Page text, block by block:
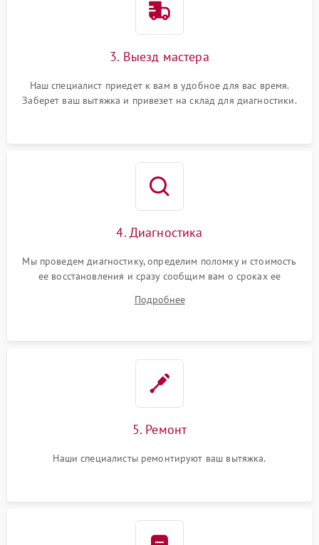
3. Выезд мастера
Наш специалист приедет к вам в удобное для вас время.
Заберет ваш вытяжка и привезет на склад для диагностики.
4. Диагностика
Мы проведем диагностику, определим поломку и стоимость
ее восстановления и сразу сообщим вам о сроках ее
Подробнее
5. Ремонт
Наши специалисты ремонтируют ваш вытяжка.